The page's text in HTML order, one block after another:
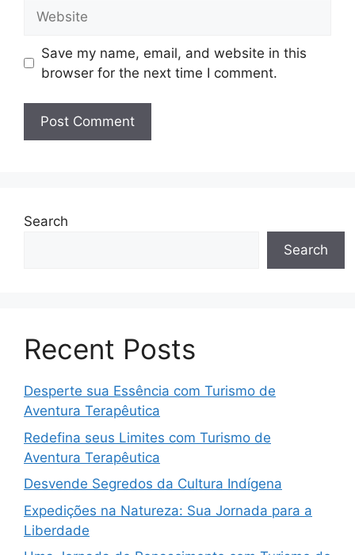
Save my name, email, and website in this
browser for the next time I comment.
Search
Search
Recent Posts
Desperte sua Essência com Turismo de
Aventura Terapêutica
Redefina seus Limites com Turismo de
Aventura Terapêutica
Desvende Segredos da Cultura Indígena
Expedições na Natureza: Sua Jornada para a
Liberdade